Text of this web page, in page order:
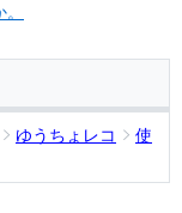
ゆうちょレコ
使